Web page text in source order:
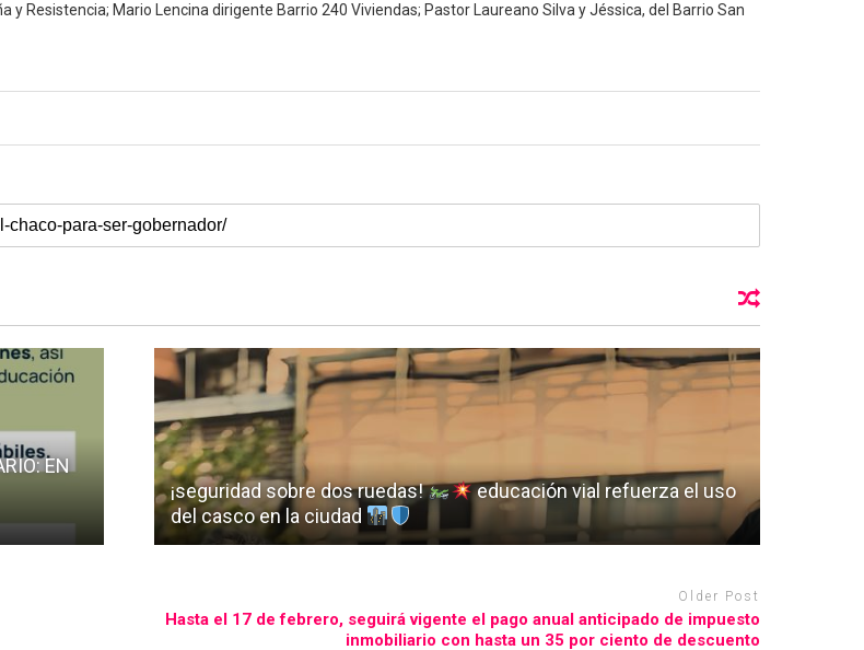
Resistencia; Mario Lencina dirigente Barrio 240 Viviendas; Pastor Laureano Silva y Jéssica, del Barrio San
EN
¡seguridad sobre dos ruedas!
educación vial refuerza el uso
del casco en la ciudad
Older Post
Hasta el 17 de febrero, seguirá vigente el pago anual anticipado de impuesto
inmobiliario con hasta un 35 por ciento de descuento